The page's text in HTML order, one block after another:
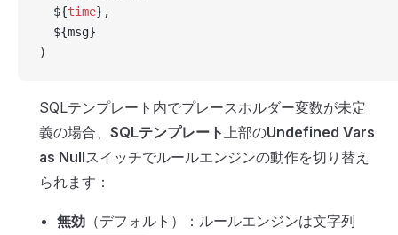
  ${
time},
  ${msg}
)
SQLテンプレート内でプレースホルダー変数が未定
義の場合、 SQLテンプレート上部のUndefined Vars
as Nullスイッチでルールエンジンの動作を切り替え
られます：
無効 （デフォルト）：ルールエンジンは文字列